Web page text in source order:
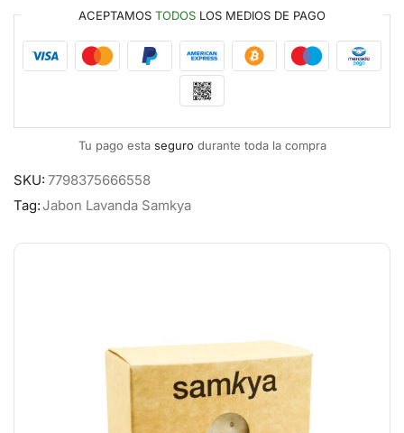
ACEPTAMOS TODOS LOS MEDIOS DE PAGO
Tu pago esta segurodurante toda la compra
SKU: 7798375666558
Tag:Jabon Lavanda Samkya